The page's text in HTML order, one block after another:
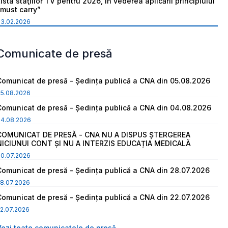
carry”
de presă
de presă - Ședința publică a CNA din 05.08.2026
de presă - Ședința publică a CNA din 04.08.2026
DE PRESĂ - CNA NU A DISPUS ȘTERGEREA
CONT ȘI NU A INTERZIS EDUCAȚIA MEDICALĂ
de presă - Ședința publică a CNA din 28.07.2026
de presă - Ședința publică a CNA din 22.07.2026